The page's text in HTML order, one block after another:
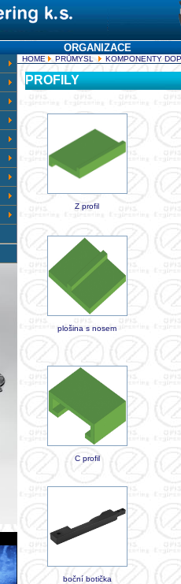
ORGANIZACE
HOME PRŮMYSL KOMPONENTY
PROFILY
Z profil
plošina s nosem
C profil
boční botička